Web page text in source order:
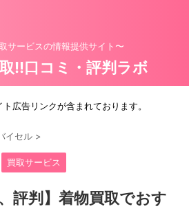
サービスの情報提供サイト〜
!!口コミ・評判ラボ
広告リンクが含まれております。
イセル >
買取サービス
評判】着物買取でおす